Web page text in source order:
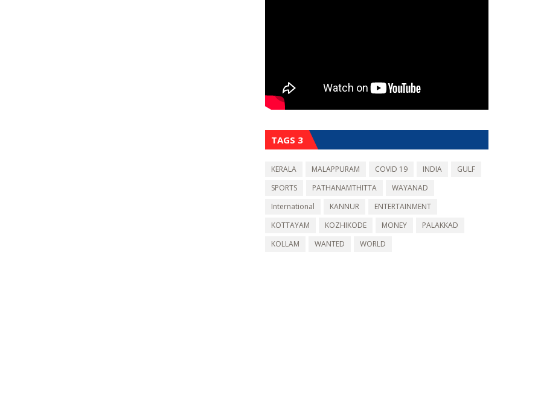
TAGS 3
KERALA MALAPPURAM COVID 19 INDIA
GULF
SPORTS
PATHANAMTHITTA
WAYANAD
International
KANNUR
ENTERTAINMENT
KOTTAYAM
KOZHIKODE MONEY
PALAKKAD
KOLLAM
WANTED WORLD